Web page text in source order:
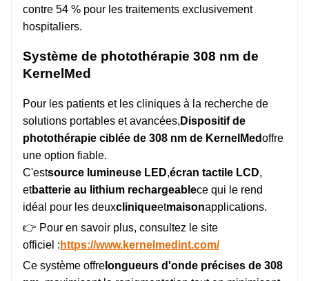
contre 54 % pour les traitements exclusivement
hospitaliers.
Système de photothérapie 308 nm de
KernelMed
Pour les patients et les cliniques à la recherche de
solutions portables et avancées, Dispositif de
photothérapie ciblée de 308 nm de KernelMedoffre
une option fiable.
C'estsource lumineuse LED,écran tactile LCD,
etbatterie au lithium rechargeablece qui le rend
idéal pour les deuxcliniqueetmaisonapplications.
👉 Pour en savoir plus, consultez le site
officiel : https://www.kernelmedint.com/
Ce système offre longueurs d'onde précises de 308